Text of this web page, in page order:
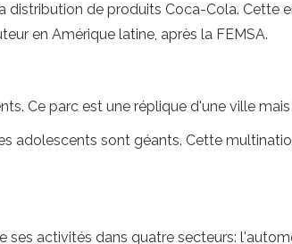
de produits Coca-Cola. Cette
en Amérique latine, après la FEMSA.
Ce parc est une réplique d'une ville
adolescents sont géants. Cette
activités dans quatre secteurs: